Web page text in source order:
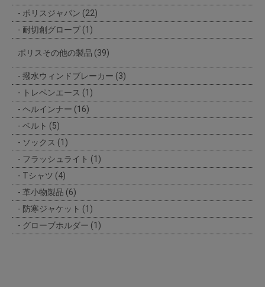
ポリスジャパン (22)
耐切創グローブ (1)
ポリスその他の製品 (39)
撥水ウィンドブレーカー (3)
トレペンエース (1)
ヘルインナー (16)
ベルト (5)
ソックス (1)
フラッシュライト (1)
Tシャツ (4)
革小物製品 (6)
防寒ジャケット (1)
グローブホルダー (1)